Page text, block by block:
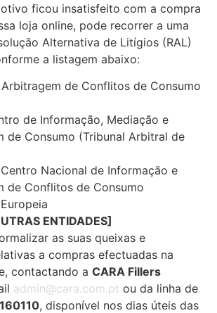
ficou insatisfeito com a compra
loja online, pode recorrer a uma
Alternativa de Litígios (RAL)
a listagem abaixo:
de Conflitos de Consumo
de Informação, Mediação e
de Consumo (Tribunal Arbitral de
Centro Nacional de Informação e
de Conflitos de Consumo
ENTIDADES]
as suas queixas e
a compras efectuadas na
contactando a CARA Fillers
admin@cara.com.pt ou da linha de
, disponível nos dias úteis das